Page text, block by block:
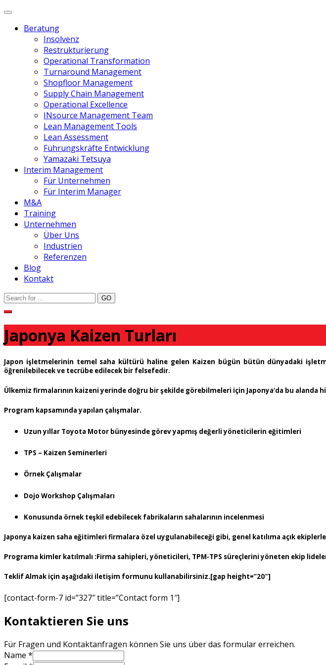
Beratung
Insolvenz
Restrukturierung
Operational Transformation
Turnaround Management
Shopfloor Management
Supply Chain Management
Operational Excellence
INsource Management Team
Lean Management Tools
Lean Assessment
Führungskräfte Entwicklung
Yamazaki Tetsuya
Interim Management
Für Unternehmen
Für Interim Manager
M&A
Training
Unternehmen
Über Uns
Industrien
Referenzen
Blog
Kontakt
Japonya Kaizen Turları
Japon işletmelerinin temel saha kültürü haline gelen Kaizen bügün bütün dünyadaki
öğrenilebilecek ve tecrübe edilecek bir felsefedir.
Ülkemiz firmalarının kaizeni yerinde doğru bir şekilde görebilmeleri için Japonya’da bu
Program kapsamında yapılan çalışmalar.
Uzun yıllar Toyota Motor bünyesinde görev yapmış değerli yöneticilerin eğitimleri
TPS – Kaizen Seminerleri
Örnek Çalışmalar
Dojo Workshop Çalışmaları
Konusunda örnek teşkil edebilecek fabrikaların sahalarının incelenmesi
Japonya kaizen saha eğitimleri firmalara özel uygulanabileceği gibi, genel katılıma açık
Programa kimler katılmalı :Firma sahipleri, yöneticileri, TPM-TPS süreçlerini yöneten ekip
Teklif Almak için aşağıdaki iletişim formunu kullanabilirsiniz.[gap height=”20″]
[contact-form-7 id=”327″ title=”Contact form 1″]
Kontaktieren Sie uns
Für Fragen und Kontaktanfragen können Sie uns über das formular erreichen.
Name *